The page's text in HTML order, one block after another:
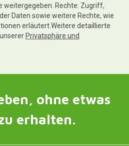
weitergegeben. Rechte: Zugriff,
Daten sowie weitere Rechte, wie
erläutert.Weitere detaillierte
Privatsphäre und
ohne etwas
erhalten.